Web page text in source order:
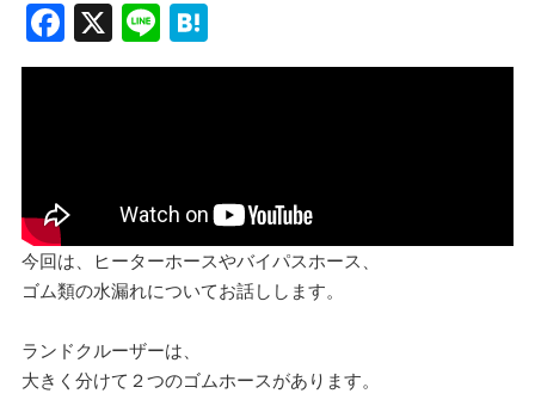
F
a
o
o
k
X
Li
n
at
今回は、ヒーターホースやバイパスホース、
ゴム類の水漏れについてお話しします。
ランドクルーザーは、
大きく分けて２つのゴムホースがあります。